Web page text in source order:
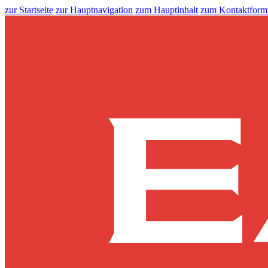
zur Startseite zur Hauptnavigation zum Hauptinhalt zum